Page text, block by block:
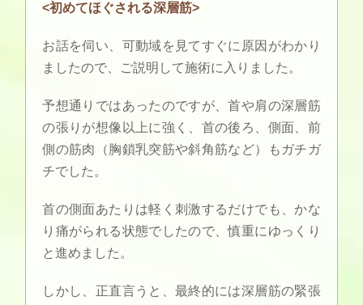
<初めてほぐされる深層筋>
お話を伺い、可動域を見てすぐに原因がわかり
ましたので、ご説明して施術に入りました。
予想通りではあったのですが、首や肩の深層筋
の張りが想像以上に強く、首の後ろ、側面、前
側の筋肉（胸鎖乳突筋や斜角筋など）もガチガ
チでした。
首の側面あたりは軽く刺激するだけでも、かな
り痛がられる状態でしたので、慎重にゆっくり
と進めました。
しかし、正直言うと、最終的には深層筋の緊張